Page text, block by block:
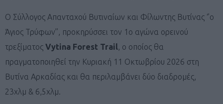
Ο Σύλλογος Απανταχού Βυτιναίων και Φίλωντης Βυτίνας ‘’ο
Άγιος Τρύφων’’, προκηρύσσει τον 1ο αγώνα ορεινού
τρεξίματος Vytina Forest Trail, ο οποίος θα
πραγματοποιηθεί την Κυριακή 11 Οκτωβρίου 2026 στη
Βυτίνα Αρκαδίας και θα περιλαμβάνει δύο διαδρομές,
23χλμ & 6,5χλμ.